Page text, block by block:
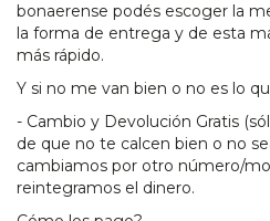
bonaerense podés escoger la
la forma de entrega y de esta
más rápido.
Y si no me van bien o no es lo
- Cambio y Devolución Gratis
de que no te calcen bien o no
cambiamos por otro número/
reintegramos el dinero.